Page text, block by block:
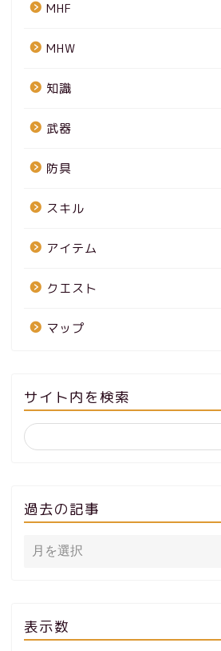
MHF
MHW
知識
武器
防具
スキル
アイテム
クエスト
マップ
サイト内を検索
過去の記事
表示数